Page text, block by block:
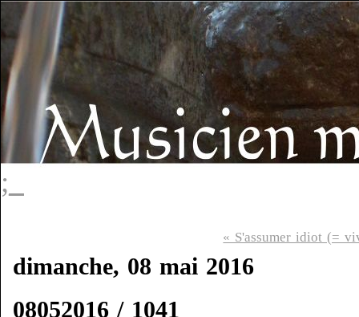
;_
« S'assumer idiot (=
dimanche, 08 mai 2016
08052016 / 1041